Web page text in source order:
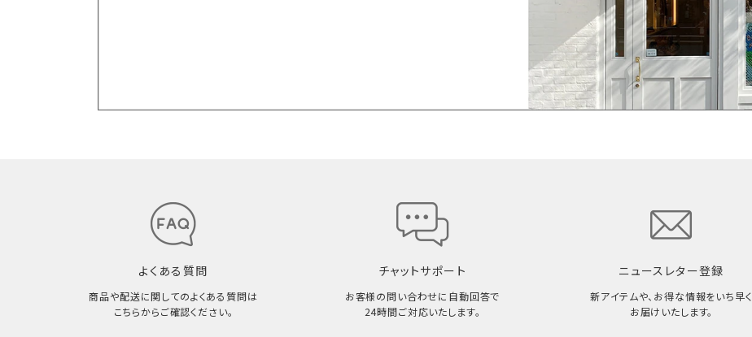
よくある質問
商品や配送に関してのよくある質問は
こちらからご確認ください。
チャットサポート
お客様の問い合わせに自動回答で
24時間ご対応いたします。
ニュースレター登録
新アイテムや、お得な情報をいち早く
お届けいたします。